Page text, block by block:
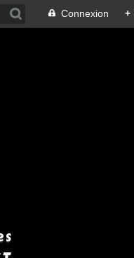
Connexion +